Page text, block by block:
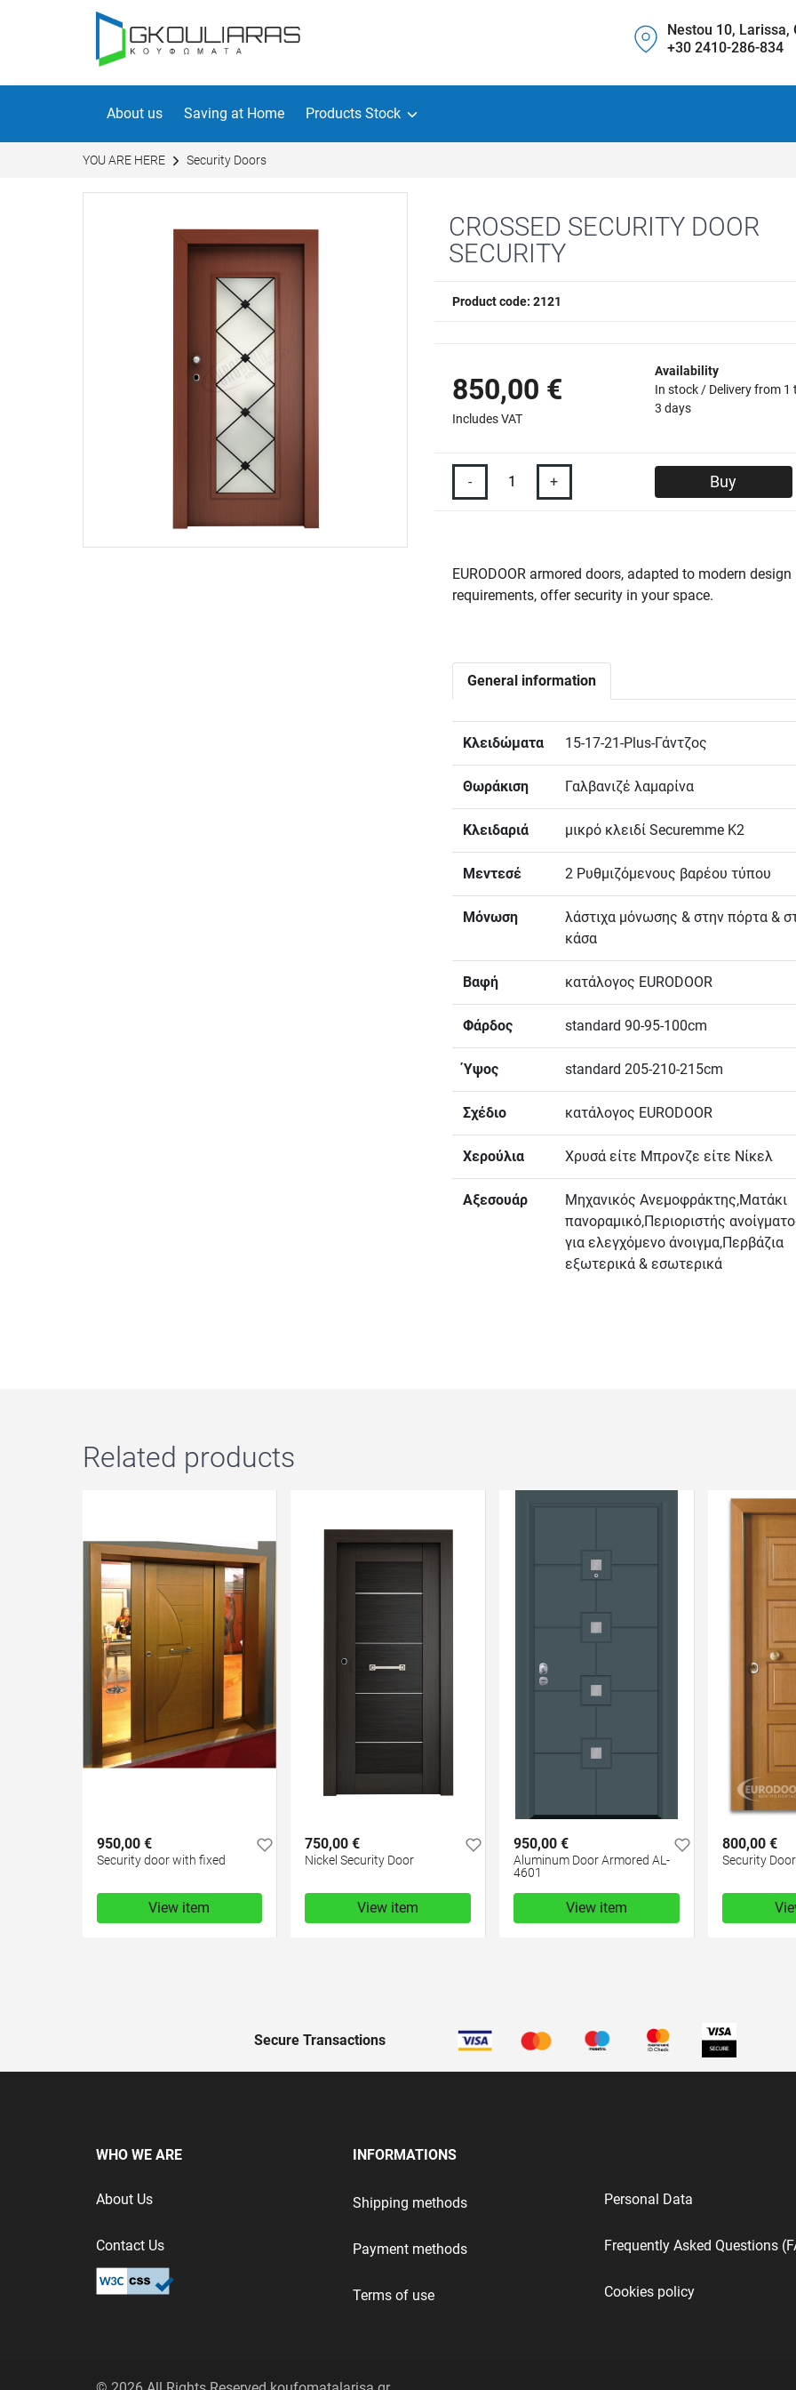
Nestou 10, Larissa,
+30 2410-286-834
About us Saving at Home Products Stock
YOU ARE HERE Security Doors
CROSSED SECURITY DOOR
SECURITY
Product code: 2121
850,00 €
Includes VAT
Availability
In stock / Delivery from 1
3 days
- + Buy
EURODOOR armored doors, adapted to modern design
requirements, offer security in your space.
General information
Κλειδώματα 15-17-21-Plus-Γάντζος
Θωράκιση Γαλβανιζέ λαμαρίνα
Κλειδαριά μικρό κλειδί Securemme K2
Μεντεσέ 2 Ρυθμιζόμενους βαρέου τύπου
Μόνωση
λάστιχα μόνωσης & στην πόρτα &
κάσα
Βαφή κατάλογος EURODOOR
Φάρδος standard 90-95-100cm
Ύψος standard 205-210-215cm
Σχέδιο κατάλογος EURODOOR
Χερούλια Χρυσά είτε Μπρονζε είτε Νίκελ
Αξεσουάρ
Μηχανικός Ανεμοφράκτης,Ματάκι
πανοραμικό,Περιοριστής
για ελεγχόμενο άνοιγμα,Περβάζια
εξωτερικά & εσωτερικά
Related products
950,00 €
Security door with fixed
View item
750,00 €
Nickel Security Door
View item
950,00 €
Aluminum Door Armored AL-
4601
View item
800,00 €
Security
Secure Transactions
WHO WE ARE
About Us
Contact Us
INFORMATIONS
Shipping methods
Payment methods
Terms of use
Personal Data
Frequently Asked Questions
Cookies policy